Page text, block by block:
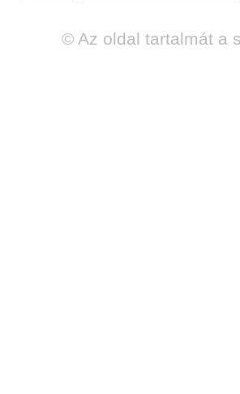
© Az oldal tartalmát a